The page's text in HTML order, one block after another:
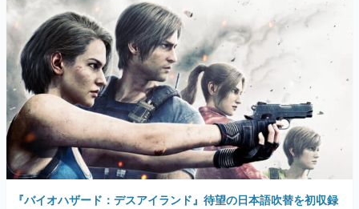
『バイオハザード：デスアイランド』待望の日本語吹替を初収録